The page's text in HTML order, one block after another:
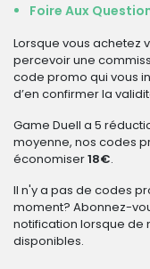
Foire Aux
Lorsque vous achetez
percevoir une
code promo qui vous
d’en confirmer la
Game Duell a 5
moyenne, nos codes
économiser18€.
Il n'y a pas de codes
moment? Abonnez-
notification lorsque de
disponibles.